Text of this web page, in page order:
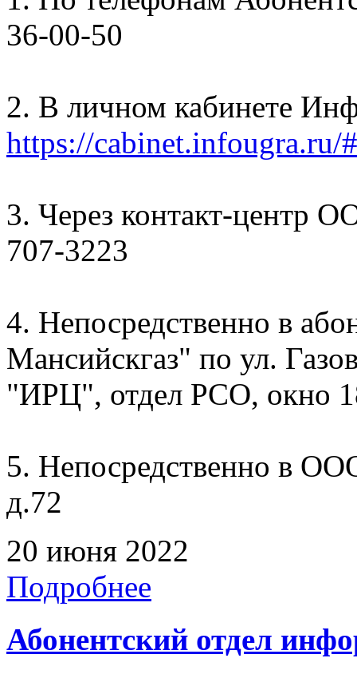
36-00-50
2. В личном кабинете
https://cabinet.infougra.ru/
3. Через контакт-центр
707-3223
4. Непосредственно в
Мансийскгаз" по ул.
"ИРЦ", отдел РСО, окно
5. Непосредственно в
д.72
20 июня 2022
Подробнее
Абонентский отдел